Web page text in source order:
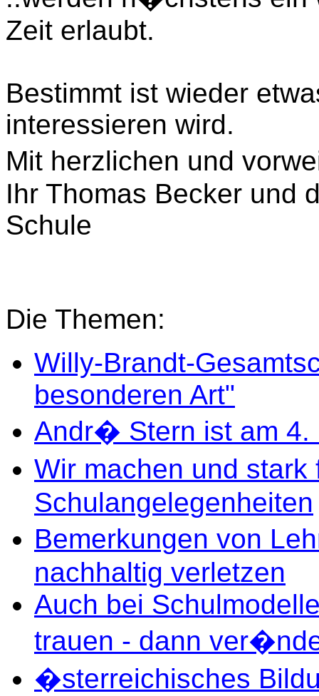
Zeit erlaubt.
Bestimmt ist wieder
interessieren wird.
Mit herzlichen und
Ihr Thomas Becker und
Schule
Die Themen:
Willy-Brandt-
besonderen Art"
Andr� Stern ist am 4.
Wir machen und
Schulangelegenheiten
Bemerkungen von
nachhaltig verletzen
Auch bei
trauen - dann
�sterreichisches